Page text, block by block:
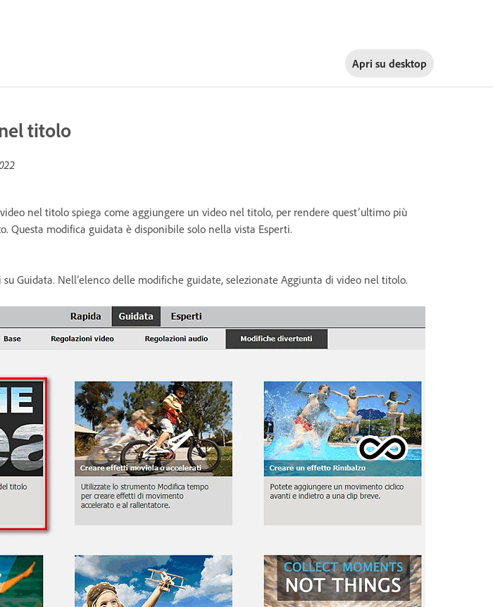
Apri su desktop
titolo
nel titolo spiega come aggiungere un video nel titolo, per rendere quest’ultimo più
Questa modifica guidata è disponibile solo nella vista Esperti.
su Guidata. Nell’elenco delle modifiche guidate, selezionate Aggiunta di video nel titolo.